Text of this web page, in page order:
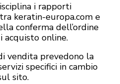
i rapporti
keratin-europa.com e
conferma dell’ordine
acquisto online.
vendita prevedono la
specifici in cambio
sito.